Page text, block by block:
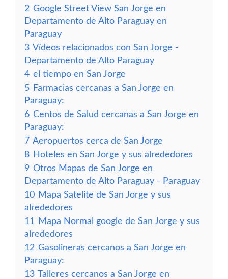
2 Google Street View San Jorge en
Departamento de Alto Paraguay en
Paraguay
3 Vídeos relacionados con San Jorge -
Departamento de Alto Paraguay
4 el tiempo en San Jorge
5 Farmacias cercanas a San Jorge en
Paraguay:
6 Centos de Salud cercanas a San Jorge en
Paraguay:
7 Aeropuertos cerca de San Jorge
8 Hoteles en San Jorge y sus alrededores
9 Otros Mapas de San Jorge en
Departamento de Alto Paraguay - Paraguay
10 Mapa Satelite de San Jorge y sus
alrededores
11
Mapa Normal google de San Jorge y sus
alrededores
12 Gasolineras cercanos a San Jorge en
Paraguay:
13 Talleres cercanos a San Jorge en